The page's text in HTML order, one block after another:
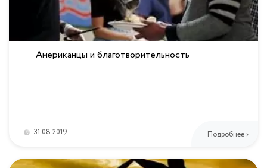
Американцы и благотворительность
31.08.2019 Подробнее ›